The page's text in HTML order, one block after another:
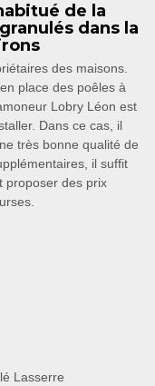
de la
dans la
des maisons.
place des poêles à
Lobry Léon est
Dans ce cas, il
très bonne qualité de
il suffit
proposer des prix
Lasserre